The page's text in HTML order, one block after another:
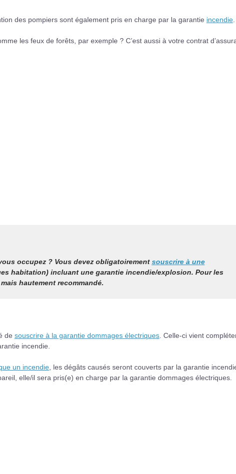
des pompiers sont également pris en charge par la garantie incendie
les feux de forêts, par exemple ? C’est aussi à votre contrat
occupez ? Vous devez obligatoirement souscrire à une
habitation) incluant une garantie incendie/explosion. Pour les
hautement recommandé.
de souscrire à la garantie dommages électriques . Celle-ci vient
incendie.
un incendie , les dégâts causés seront couverts par la garantie
elle/il sera pris(e) en charge par la garantie dommages électriques.